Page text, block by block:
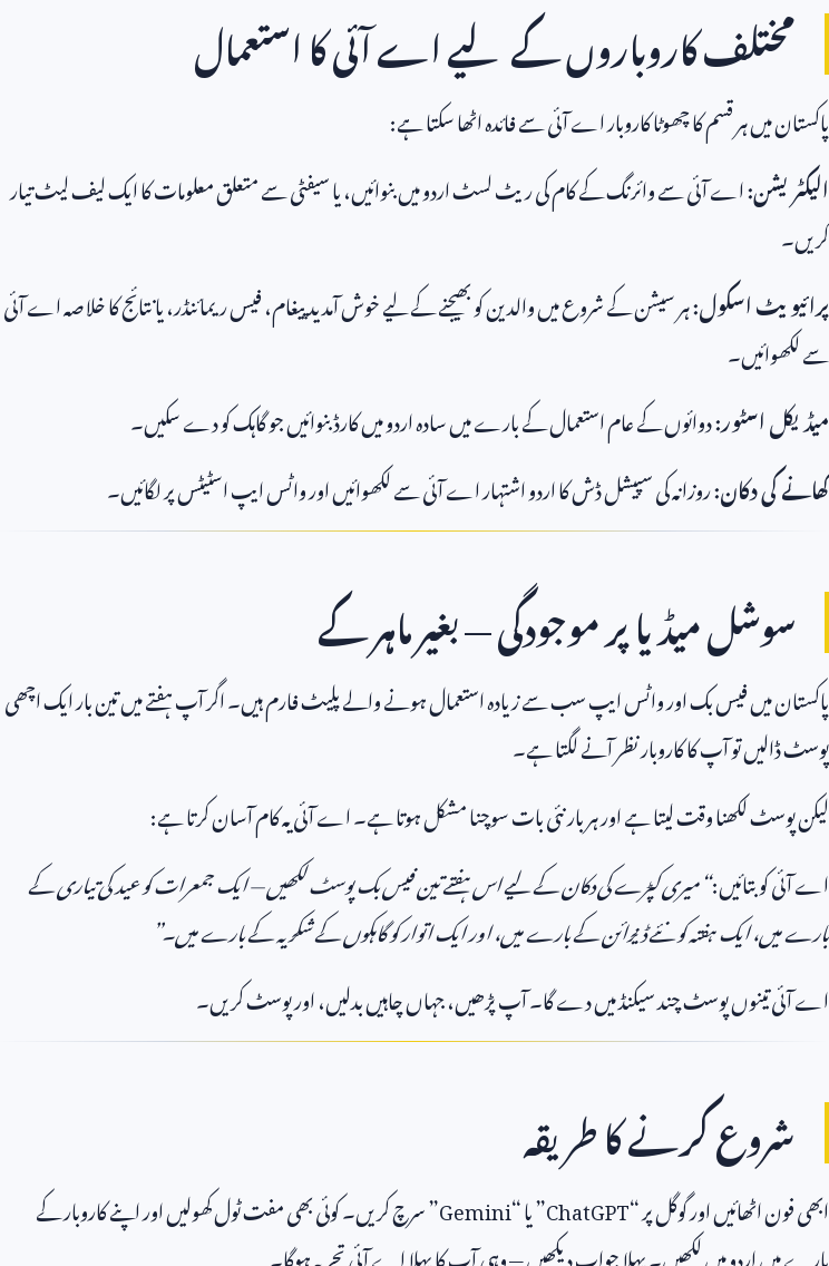
مختلف کاروباروں کے لیے اے آئی کا استعمال
پاکستان میں ہر قسم کا چھوٹا کاروبار اے آئی سے فائدہ اٹھا سکتا ہے:
الیکٹریشن:اے آئی سے وائرنگ کے کام کی ریٹ لسٹ اردو میں بنوائیں، یا سیفٹی سے متعلق معلومات کا ایک لیف لیٹ تیار
کریں۔
پرائیویٹ اسکول:ہر سیشن کے شروع میں والدین کو بھیجنے کے لیے خوش آمدید پیغام، فیس ریمائنڈر، یا نتائج کا خلاصہ اے آئی
سے لکھوائیں۔
میڈیکل اسٹور:دوائوں کے عام استعمال کے بارے میں سادہ اردو میں کارڈ بنوائیں جو گاہک کو دے سکیں۔
کھانے کی دکان:روزانہ کی سپیشل ڈش کا اردو اشتہار اے آئی سے لکھوائیں اور واٹس ایپ اسٹیٹس پر لگائیں۔
سوشل میڈیا پر موجودگی — بغیر ماہر کے
پاکستان میں فیس بک اور واٹس ایپ سب سے زیادہ استعمال ہونے والے پلیٹ فارم ہیں۔ اگر آپ ہفتے میں تین بار ایک اچھی
پوسٹ ڈالیں تو آپ کا کاروبار نظر آنے لگتا ہے۔
لیکن پوسٹ لکھنا وقت لیتا ہے اور ہر بار نئی بات سوچنا مشکل ہوتا ہے۔ اے آئی یہ کام آسان کرتا ہے:
اے آئی کو بتائیں:“میری کپڑے کی دکان کے لیے اس ہفتے تین فیس بک پوسٹ لکھیں — ایک جمعرات کو عید کی تیاری کے
بارے میں، ایک ہفتہ کو نئے ڈیزائن کے بارے میں، اور ایک اتوار کو گاہکوں کے شکریہ کے بارے میں۔”
اے آئی تینوں پوسٹ چند سیکنڈ میں دے گا۔ آپ پڑھیں، جہاں چاہیں بدلیں، اور پوسٹ کریں۔
شروع کرنے کا طریقہ
ابھی فون اٹھائیں اور گوگل پر “ChatGPT” یا “Gemini” سرچ کریں۔ کوئی بھی مفت ٹول کھولیں اور اپنے کاروبار کے
بارے میں اردو میں لکھیں۔ پہلا جواب دیکھیں — وہی آپ کا پہلا اے آئی تجربہ ہوگا۔